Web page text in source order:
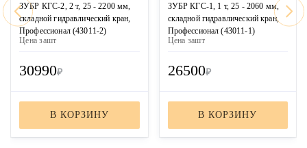
ЗУБР КГС-2, 2 т, 25 - 2200 мм,
складной гидравлический кран,
Профессионал (43011-2)
Цена зашт
30990₽
В КОРЗИНУ
ЗУБР КГС-1, 1 т, 25 - 2060 мм,
складной гидравлический кран,
Профессионал (43011-1)
Цена зашт
26500₽
В КОРЗИНУ